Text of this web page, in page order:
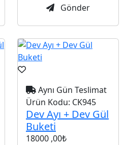
Gönder
Aynı Gün Teslimat
Ürün Kodu: CK945
Dev Ayı + Dev Gül
Buketi
18000 ,00₺